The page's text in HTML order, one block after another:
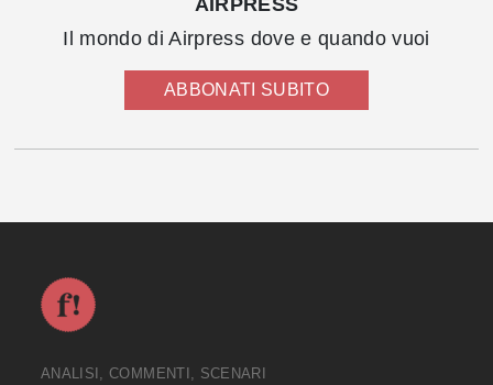
AIRPRESS
Il mondo di Airpress dove e quando vuoi
ABBONATI SUBITO
ANALISI, COMMENTI, SCENARI